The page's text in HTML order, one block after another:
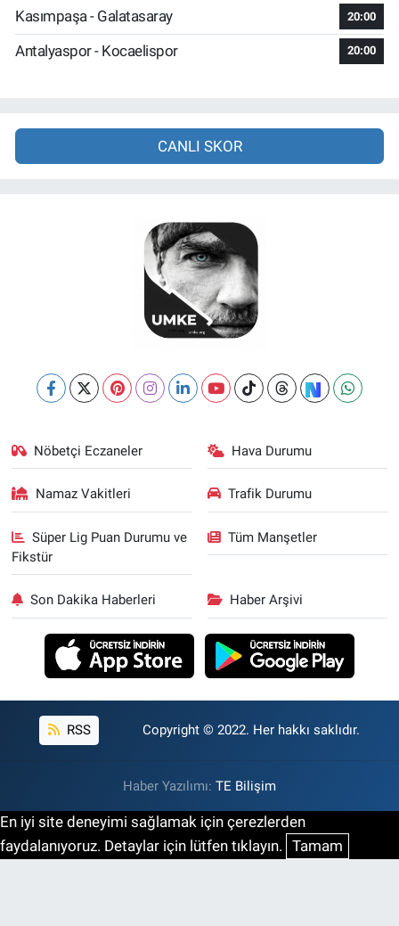
Kasımpaşa - Galatasaray 20:00
Antalyaspor - Kocaelispor 20:00
CANLI SKOR
Nöbetçi Eczaneler Hava Durumu
Namaz Vakitleri Trafik Durumu
Süper Lig Puan Durumu ve
Fikstür
Tüm Manşetler
Son Dakika Haberleri Haber Arşivi
RSS Copyright © 2022. Her hakkı saklıdır.
Haber Yazılımı: TE Bilişim
En iyi site deneyimi sağlamak için çerezlerden
faydalanıyoruz. Detaylar için lütfen tıklayın. Tamam